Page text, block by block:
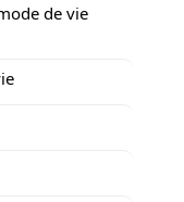
de vie